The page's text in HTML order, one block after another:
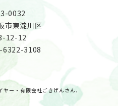
0032
市東淀川区
12-12
6322-3108
ー・有限会社ごきげんさん.